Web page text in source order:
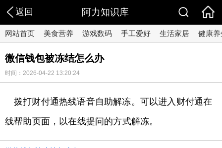
返回 阿力知识库
网站首页 美食营养 游戏数码 手工爱好 生活家居 健康养
微信钱包被冻结怎么办
时间：2026-04-22 13:20:24
拨打财付通热线语音自助解冻。可以进入财付通在
线帮助页面，以在线提问的方式解冻。